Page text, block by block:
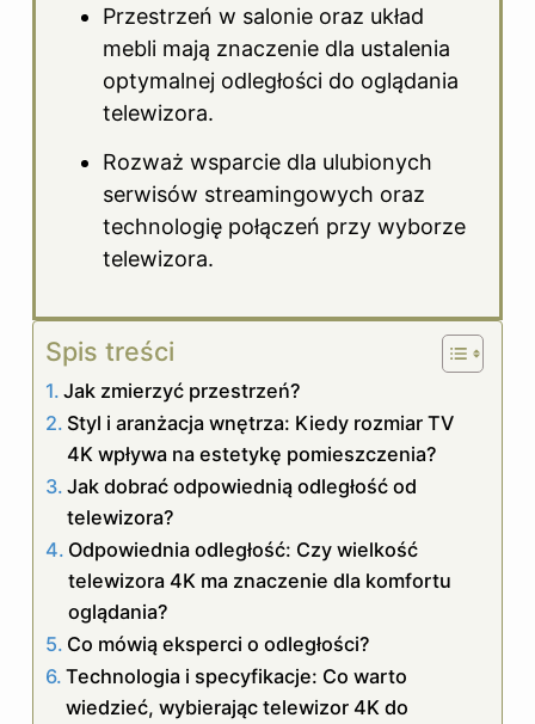
Przestrzeń w salonie oraz układ
mebli mają znaczenie dla ustalenia
optymalnej odległości do oglądania
telewizora.
Rozważ wsparcie dla ulubionych
serwisów streamingowych oraz
technologię połączeń przy wyborze
telewizora.
Spis treści
Jak zmierzyć przestrzeń?
Styl i aranżacja wnętrza: Kiedy rozmiar TV
4K wpływa na estetykę pomieszczenia?
Jak dobrać odpowiednią odległość od
telewizora?
Odpowiednia odległość: Czy wielkość
telewizora 4K ma znaczenie dla komfortu
oglądania?
Co mówią eksperci o odległości?
Technologia i specyfikacje: Co warto
wiedzieć, wybierając telewizor 4K do